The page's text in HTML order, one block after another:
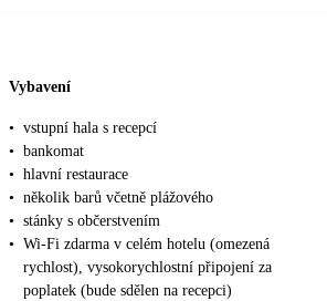
Vybavení
• vstupní hala s recepcí
• bankomat
• hlavní restaurace
• několik barů včetně plážového
• stánky s občerstvením
• Wi-Fi zdarma v celém hotelu (omezená
rychlost), vysokorychlostní připojení za
poplatek (bude sdělen na recepci)